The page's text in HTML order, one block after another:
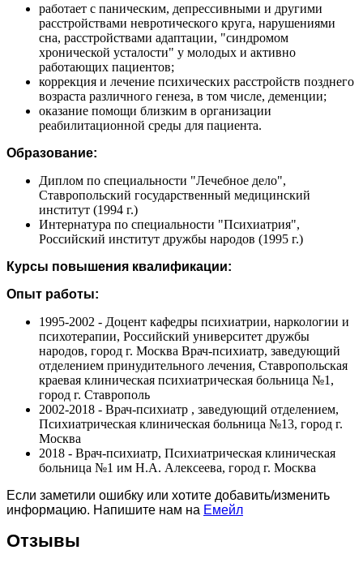
работает с паническим, депрессивными и другими
расстройствами невротического круга, нарушениями
сна, расстройствами адаптации, "синдромом
хронической усталости" у молодых и активно
работающих пациентов;
коррекция и лечение психических расстройств позднего
возраста различного генеза, в том числе, деменции;
оказание помощи близким в организации
реабилитационной среды для пациента.
Образование:
Диплом по специальности "Лечебное дело",
Ставропольский государственный медицинский
институт (1994 г.)
Интернатура по специальности "Психиатрия",
Российский институт дружбы народов (1995 г.)
Курсы повышения квалификации:
Опыт работы:
1995-2002 - Доцент кафедры психиатрии, наркологии и
психотерапии, Российский университет дружбы
народов, город г. Москва Врач-психиатр, заведующий
отделением принудительного лечения, Ставропольская
краевая клиническая психиатрическая больница №1,
город г. Ставрополь
2002-2018 - Врач-психиатр , заведующий отделением,
Психиатрическая клиническая больница №13, город г.
Москва
2018 - Врач-психиатр, Психиатрическая клиническая
больница №1 им Н.А. Алексеева, город г. Москва
Если заметили ошибку или хотите добавить/изменить
информацию. Напишите нам на Емейл
Отзывы